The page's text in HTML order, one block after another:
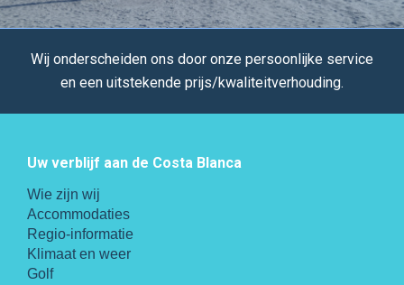
Wij onderscheiden ons door onze persoonlijke service
en een uitstekende prijs/kwaliteitverhouding.
Uw verblijf aan de Costa Blanca
Wie zijn wij
Accommodaties
Regio-informatie
Klimaat en weer
Golf